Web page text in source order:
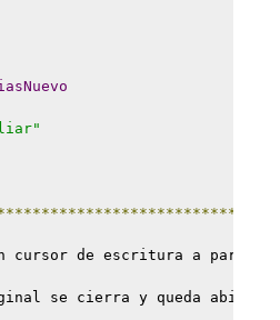
cursor de escritura a partir
se cierra y queda